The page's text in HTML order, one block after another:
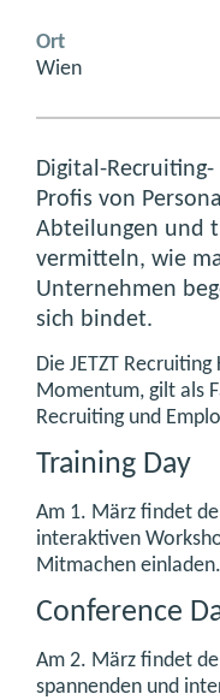
Ort
Wien
Digital-
Profis von
Abteilungen und
vermitteln, wie
Unternehmen
sich bindet.
Die JETZT
Momentum, gilt als
Recruiting und
Training Day
Am 1. März findet
interaktiven
Mitmachen einladen.
Conference
Am 2. März findet
spannenden und